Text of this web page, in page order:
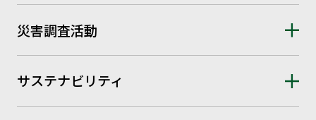
災害調査活動
サステナビリティ